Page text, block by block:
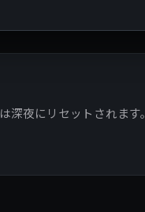
夜にリセットされます。